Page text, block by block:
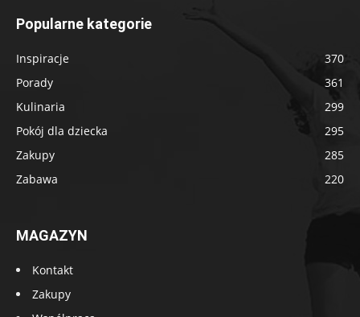
Popularne kategorie
Inspiracje
370
Porady
361
Kulinaria
299
Pokój dla dziecka
295
Zakupy
285
Zabawa
220
MAGAZYN
Kontakt
Zakupy